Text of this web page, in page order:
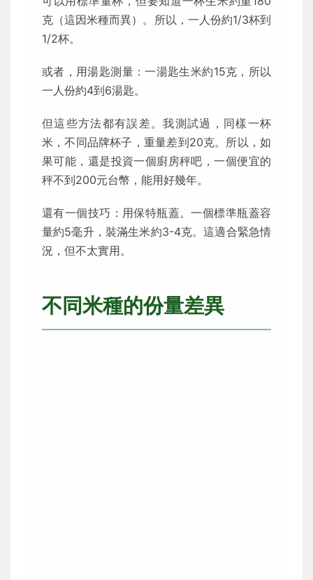
克（這因米種而異）。所以，一人份約1/3杯到
1/2杯。
或者，用湯匙測量：一湯匙生米約15克，所以
一人份約4到6湯匙。
但這些方法都有誤差。我測試過，同樣一杯
米，不同品牌杯子，重量差到20克。所以，如
果可能，還是投資一個廚房秤吧，一個便宜的
秤不到200元台幣，能用好幾年。
還有一個技巧：用保特瓶蓋。一個標準瓶蓋容
量約5毫升，裝滿生米約3-4克。這適合緊急情
況，但不太實用。
不同米種的份量差異